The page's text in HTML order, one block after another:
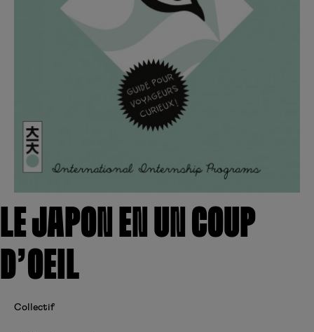
LE JAPON EN UN COUP
D’OEIL
Collectif
Hunter x Hunter